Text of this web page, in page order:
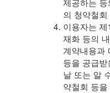
제공하는
의 청약철
이용자는
재화 등의
계약내용과
등을 공급
날 또는 알
약철회 등